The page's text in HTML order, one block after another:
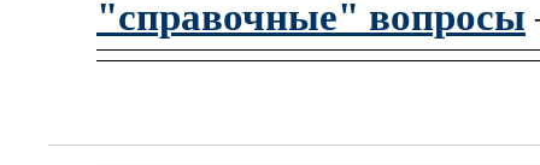
"справочные" вопросы